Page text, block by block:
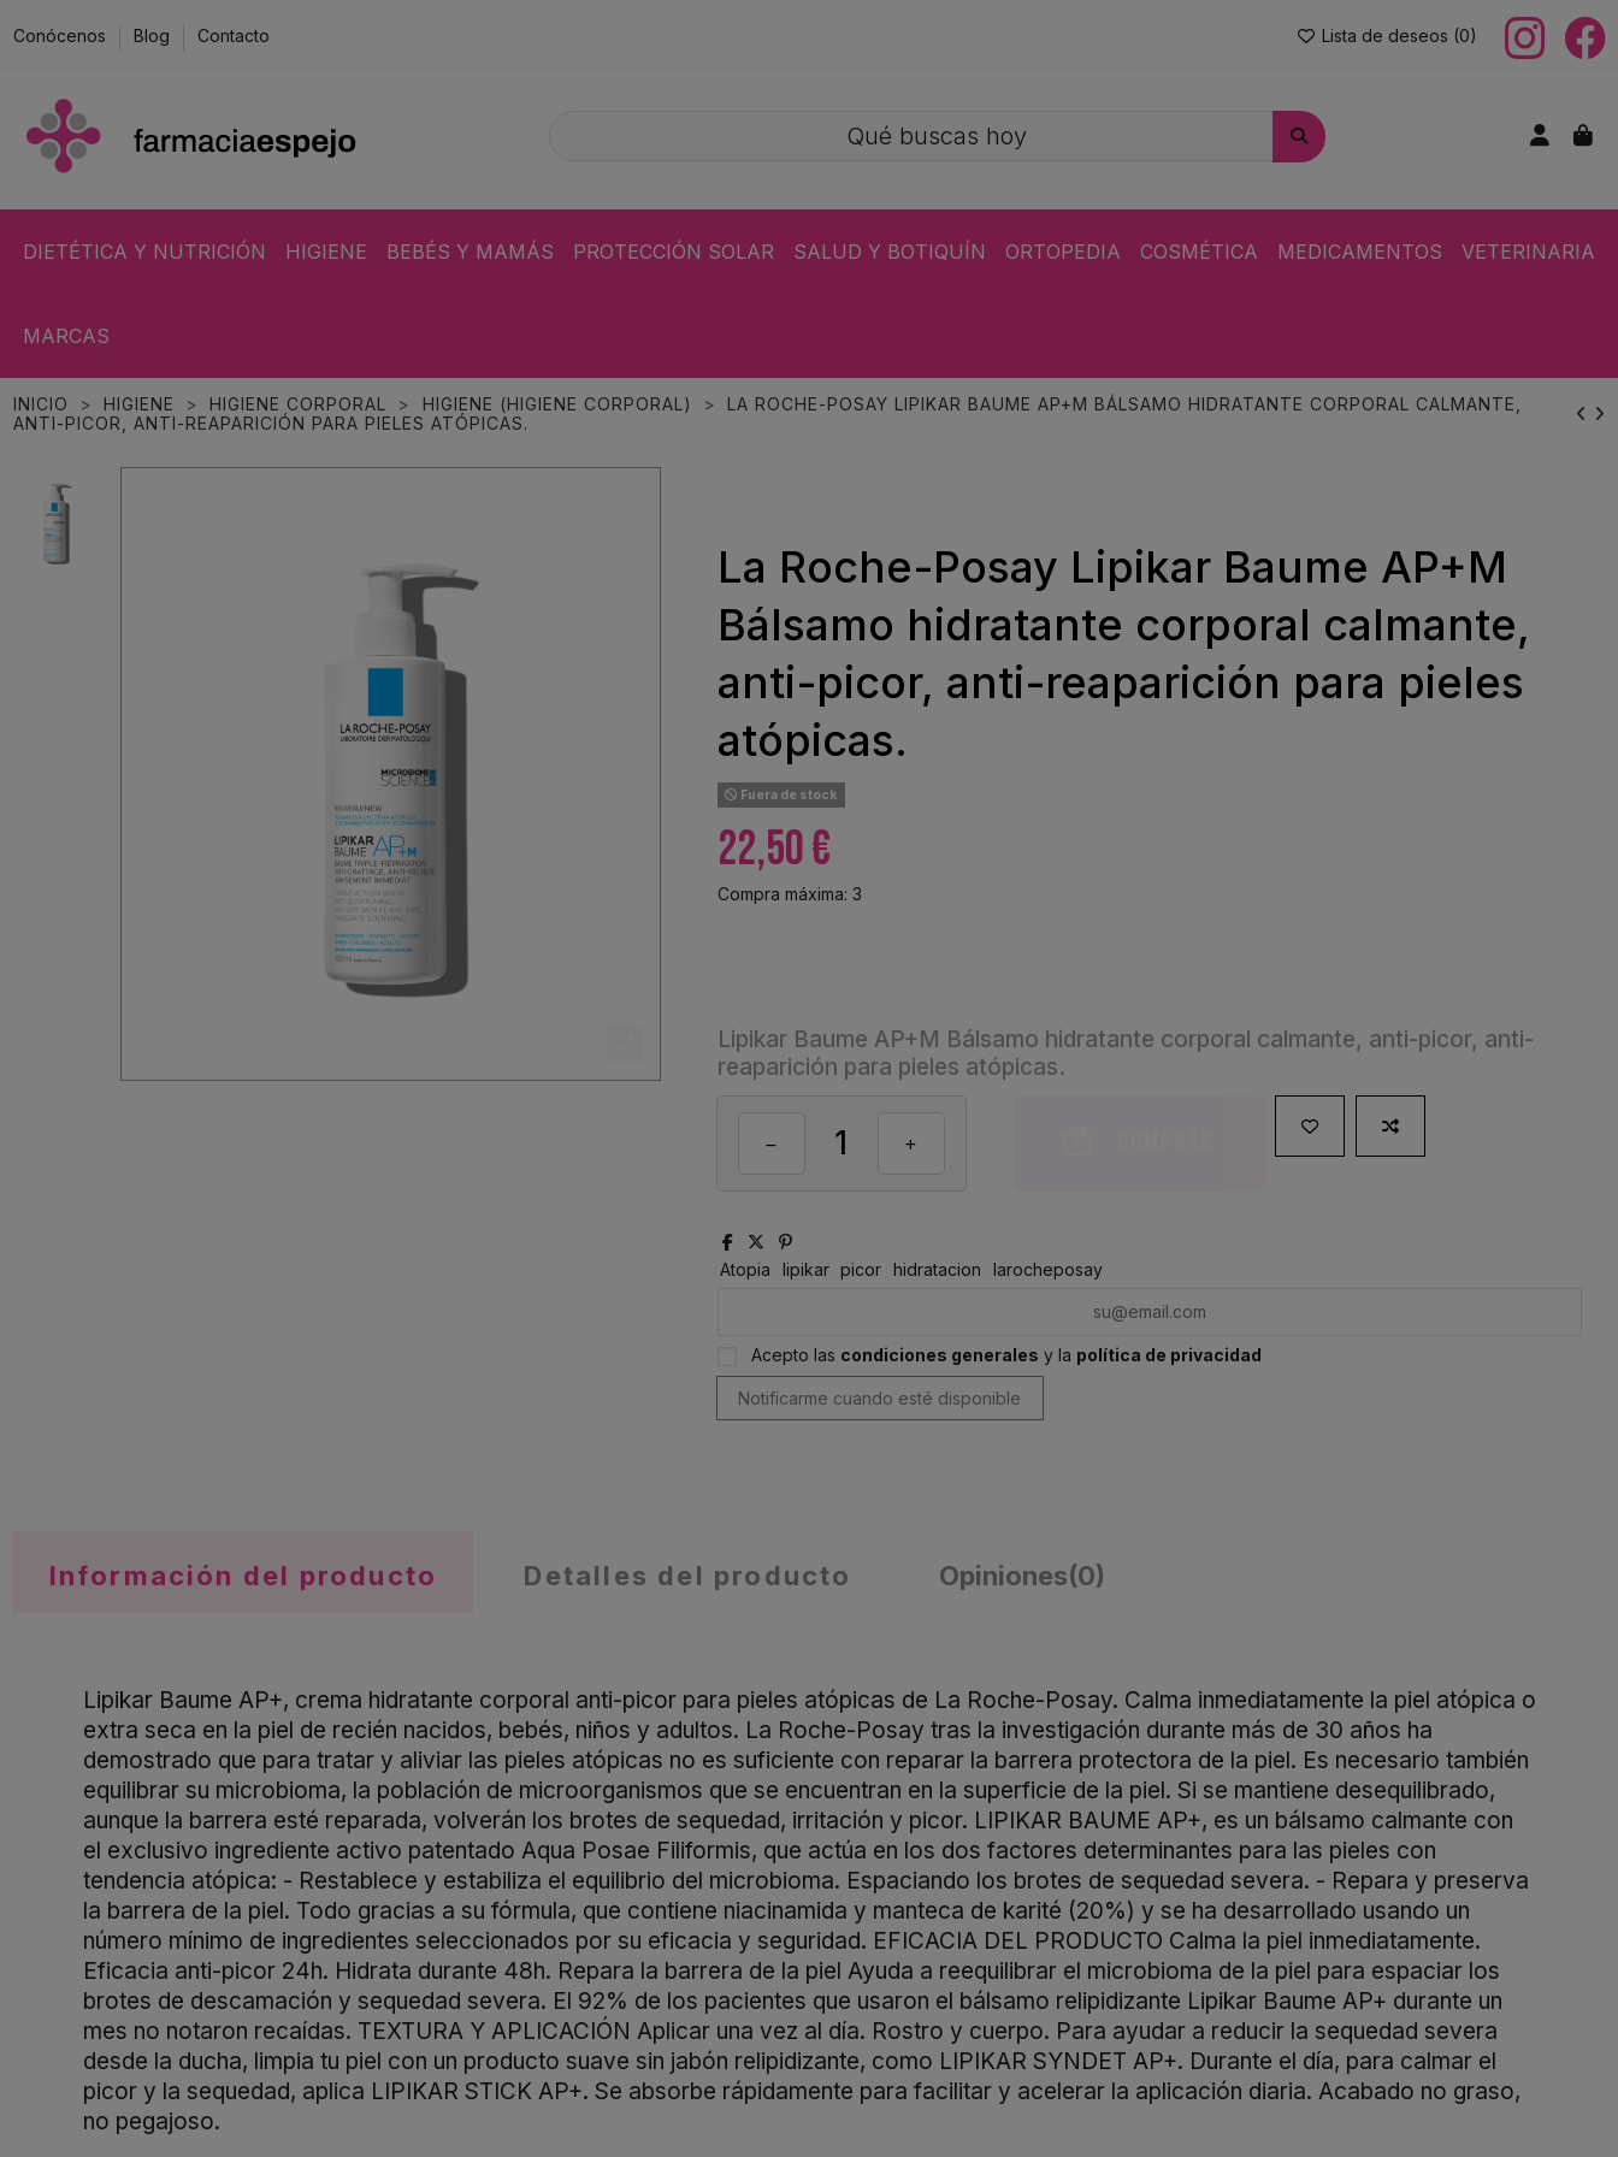
Conócenos Blog Contacto Lista de deseos (0)
DIETÉTICA Y NUTRICIÓN HIGIENE BEBÉS Y MAMÁS PROTECCIÓN SOLAR SALUD Y BOTIQUÍN ORTOPEDIA COSMÉTICA MEDICAMENTOS VETERINARIA
MARCAS
INICIO HIGIENE HIGIENE CORPORAL HIGIENE (HIGIENE CORPORAL)
LA ROCHE-POSAY LIPIKAR BAUME AP+M BÁLSAMO HIDRATANTE CORPORAL CALMANTE,
ANTI-PICOR, ANTI-REAPARICIÓN PARA PIELES ATÓPICAS.
La Roche-Posay Lipikar Baume AP+M
Bálsamo hidratante corporal calmante,
anti-picor, anti-reaparición para pieles
atópicas.
Fuera de stock
22,50 €
Compra máxima: 3
Lipikar Baume AP+M Bálsamo hidratante corporal calmante, anti-picor, anti-
reaparición para pieles atópicas.
Atopia lipikar picor hidratacion larocheposay
Acepto las condiciones generales y la política de privacidad
Información del producto Detalles del producto Opiniones(0)
Lipikar Baume AP+, crema hidratante corporal anti-picor para pieles atópicas de La Roche-Posay. Calma inmediatamente la piel atópica o
extra seca en la piel de recién nacidos, bebés, niños y adultos. La Roche-Posay tras la investigación durante más de 30 años ha
demostrado que para tratar y aliviar las pieles atópicas no es suficiente con reparar la barrera protectora de la piel. Es necesario también
equilibrar su microbioma, la población de microorganismos que se encuentran en la superficie de la piel. Si se mantiene desequilibrado,
aunque la barrera esté reparada, volverán los brotes de sequedad, irritación y picor. LIPIKAR BAUME AP+, es un bálsamo calmante con
el exclusivo ingrediente activo patentado Aqua Posae Filiformis, que actúa en los dos factores determinantes para las pieles con
tendencia atópica: - Restablece y estabiliza el equilibrio del microbioma. Espaciando los brotes de sequedad severa. - Repara y preserva
la barrera de la piel. Todo gracias a su fórmula, que contiene niacinamida y manteca de karité (20%) y se ha desarrollado usando un
número mínimo de ingredientes seleccionados por su eficacia y seguridad. EFICACIA DEL PRODUCTO Calma la piel inmediatamente.
Eficacia anti-picor 24h. Hidrata durante 48h. Repara la barrera de la piel Ayuda a reequilibrar el microbioma de la piel para espaciar los
brotes de descamación y sequedad severa. El 92% de los pacientes que usaron el bálsamo relipidizante Lipikar Baume AP+ durante un
mes no notaron recaídas. TEXTURA Y APLICACIÓN Aplicar una vez al día. Rostro y cuerpo. Para ayudar a reducir la sequedad severa
desde la ducha, limpia tu piel con un producto suave sin jabón relipidizante, como LIPIKAR SYNDET AP+. Durante el día, para calmar el
picor y la sequedad, aplica LIPIKAR STICK AP+. Se absorbe rápidamente para facilitar y acelerar la aplicación diaria. Acabado no graso,
no pegajoso.